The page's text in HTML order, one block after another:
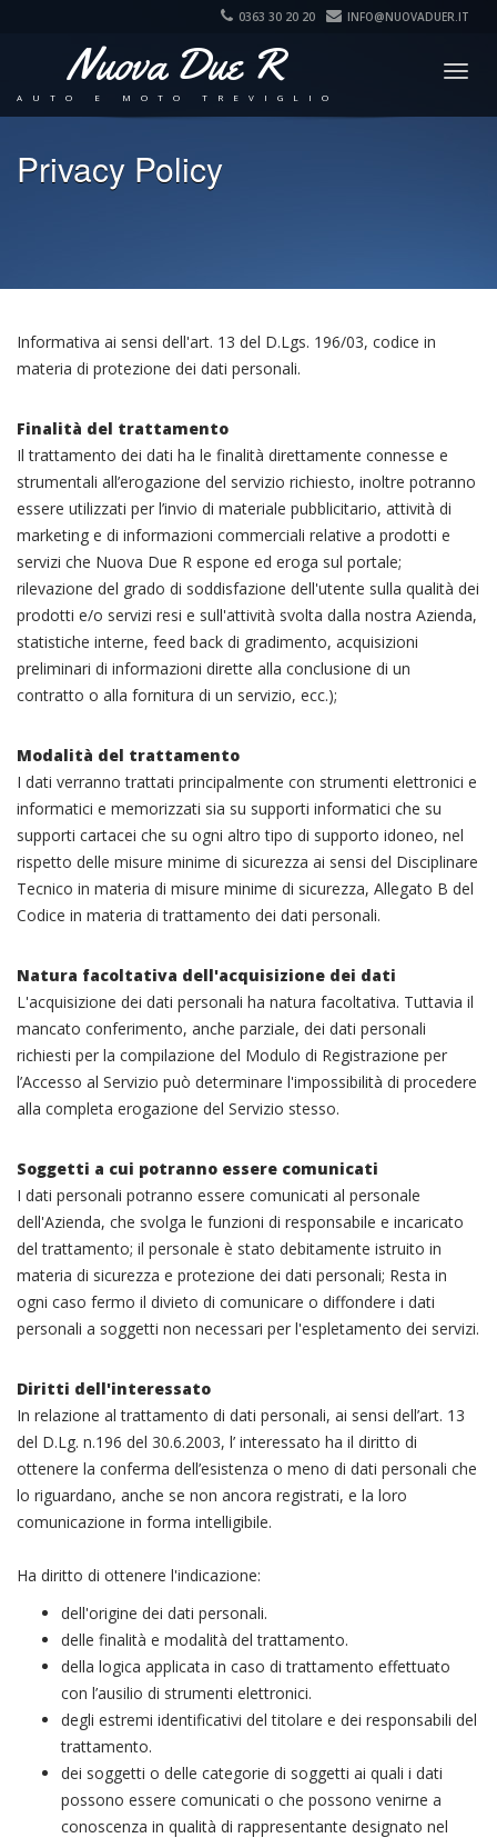
0363 30 20 20 INFO@NUOVADUER.IT
Nuova Due R
AUTO E MOTO TREVIGLIO
Privacy Policy
Informativa ai sensi dell'art. 13 del D.Lgs. 196/03, codice in
materia di protezione dei dati personali.
Finalità del trattamento
Il trattamento dei dati ha le finalità direttamente connesse e
strumentali all’erogazione del servizio richiesto, inoltre potranno
essere utilizzati per l’invio di materiale pubblicitario, attività di
marketing e di informazioni commerciali relative a prodotti e
servizi che Nuova Due R espone ed eroga sul portale;
rilevazione del grado di soddisfazione dell'utente sulla qualità dei
prodotti e/o servizi resi e sull'attività svolta dalla nostra Azienda,
statistiche interne, feed back di gradimento, acquisizioni
preliminari di informazioni dirette alla conclusione di un
contratto o alla fornitura di un servizio, ecc.);
Modalità del trattamento
I dati verranno trattati principalmente con strumenti elettronici e
informatici e memorizzati sia su supporti informatici che su
supporti cartacei che su ogni altro tipo di supporto idoneo, nel
rispetto delle misure minime di sicurezza ai sensi del Disciplinare
Tecnico in materia di misure minime di sicurezza, Allegato B del
Codice in materia di trattamento dei dati personali.
Natura facoltativa dell'acquisizione dei dati
L'acquisizione dei dati personali ha natura facoltativa. Tuttavia il
mancato conferimento, anche parziale, dei dati personali
richiesti per la compilazione del Modulo di Registrazione per
l’Accesso al Servizio può determinare l'impossibilità di procedere
alla completa erogazione del Servizio stesso.
Soggetti a cui potranno essere comunicati
I dati personali potranno essere comunicati al personale
dell'Azienda, che svolga le funzioni di responsabile e incaricato
del trattamento; il personale è stato debitamente istruito in
materia di sicurezza e protezione dei dati personali; Resta in
ogni caso fermo il divieto di comunicare o diffondere i dati
personali a soggetti non necessari per l'espletamento dei servizi.
Diritti dell'interessato
In relazione al trattamento di dati personali, ai sensi dell’art. 13
del D.Lg. n.196 del 30.6.2003, l’ interessato ha il diritto di
ottenere la conferma dell’esistenza o meno di dati personali che
lo riguardano, anche se non ancora registrati, e la loro
comunicazione in forma intelligibile.
Ha diritto di ottenere l'indicazione:
dell'origine dei dati personali.
delle finalità e modalità del trattamento.
della logica applicata in caso di trattamento effettuato
con l’ausilio di strumenti elettronici.
degli estremi identificativi del titolare e dei responsabili del
trattamento.
dei soggetti o delle categorie di soggetti ai quali i dati
possono essere comunicati o che possono venirne a
conoscenza in qualità di rappresentante designato nel